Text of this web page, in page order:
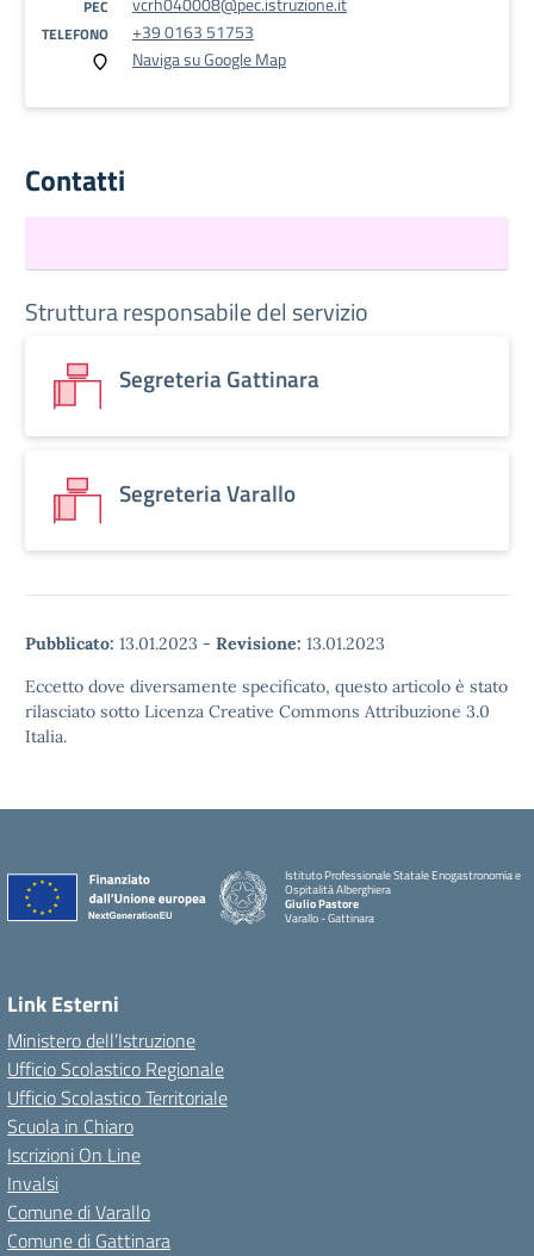
PEC
TELEFONO
+39 0163 51753
Naviga su Google Map
Contatti
Struttura responsabile del servizio
Segreteria Gattinara
Segreteria Varallo
Pubblicato: 13.01.2023 - Revisione: 13.01.2023
Eccetto dove diversamente specificato, questo articolo è stato
rilasciato sotto Licenza Creative Commons Attribuzione 3.0
Italia.
Istituto Professionale Statale Enogastronomia e
Ospitalità Alberghiera
Giulio Pastore
Varallo - Gattinara
Link Esterni
Ministero dell’Istruzione
Ufficio Scolastico Regionale
Ufficio Scolastico Territoriale
Scuola in Chiaro
Iscrizioni On Line
Invalsi
Comune di Varallo
Comune di Gattinara